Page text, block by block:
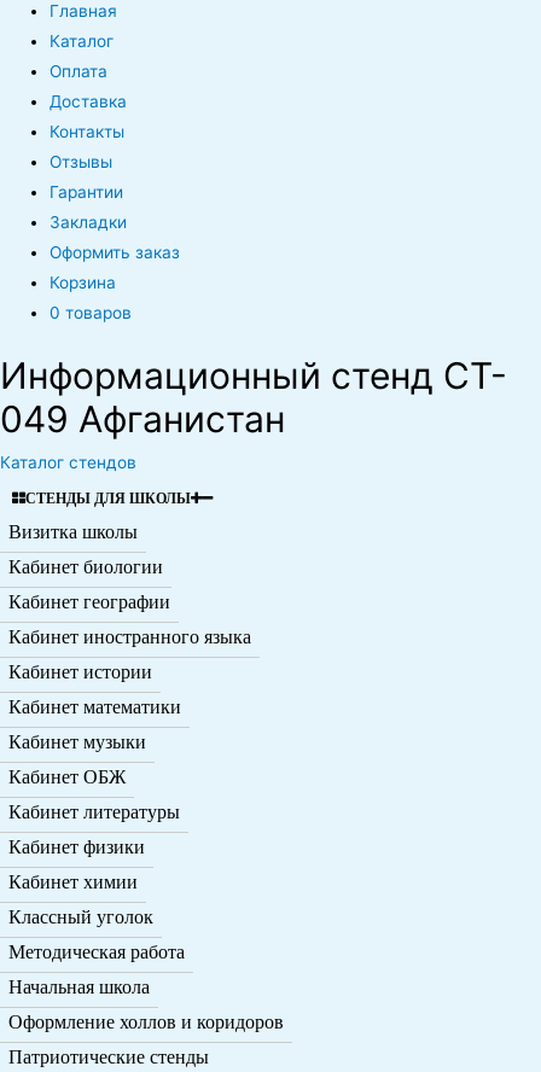
Главная
Каталог
Оплата
Доставка
Контакты
Отзывы
Гарантии
Закладки
Оформить заказ
Корзина
0 товаров
Информационный стенд CT-
049 Афганистан
Каталог стендов
СТЕНДЫ ДЛЯ ШКОЛЫ
Визитка школы
Кабинет биологии
Кабинет географии
Кабинет иностранного языка
Кабинет истории
Кабинет математики
Кабинет музыки
Кабинет ОБЖ
Кабинет литературы
Кабинет физики
Кабинет химии
Классный уголок
Методическая работа
Начальная школа
Оформление холлов и коридоров
Патриотические стенды